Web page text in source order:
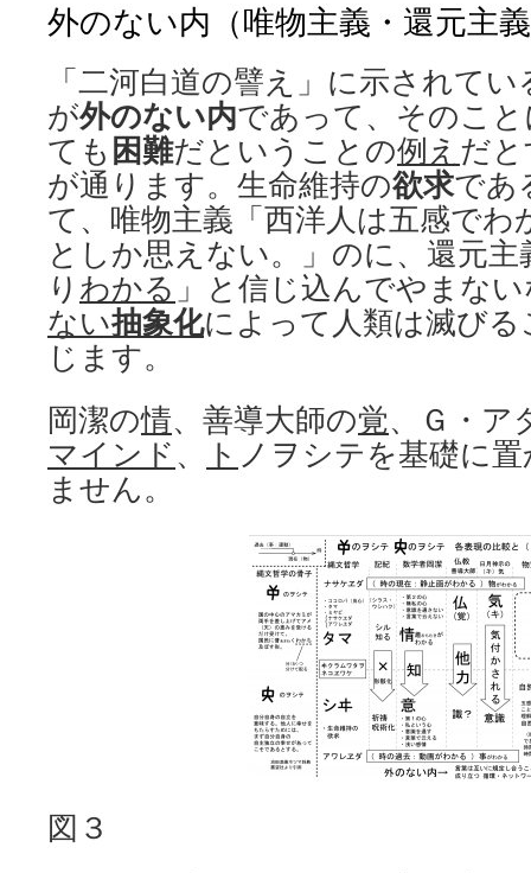
外のない内（唯物主義・還元主
「二河白道の譬え」に示されて
が外のない内であって、そのこ
ても 困難だということの例え だ
が通ります。生命維持の欲求であ
て、唯物主義「西洋人は五感で
としか思えない。」のに、還元主
り わかる 」と信じ込んでやまな
ない抽象化によって人類は滅び
じます。
岡潔の情、善導大師の覚、Ｇ・ア
マインド 、 ト ノヲシテを基礎に
ません。
図３